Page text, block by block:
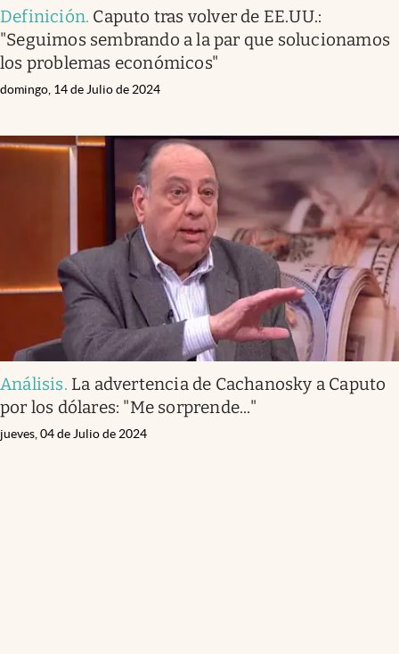
Definición. Caputo tras volver de EE.UU.:
"Seguimos sembrando a la par que solucionamos
los problemas económicos"
domingo, 14 de Julio de 2024
Análisis. La advertencia de Cachanosky a Caputo
por los dólares: "Me sorprende..."
jueves, 04 de Julio de 2024